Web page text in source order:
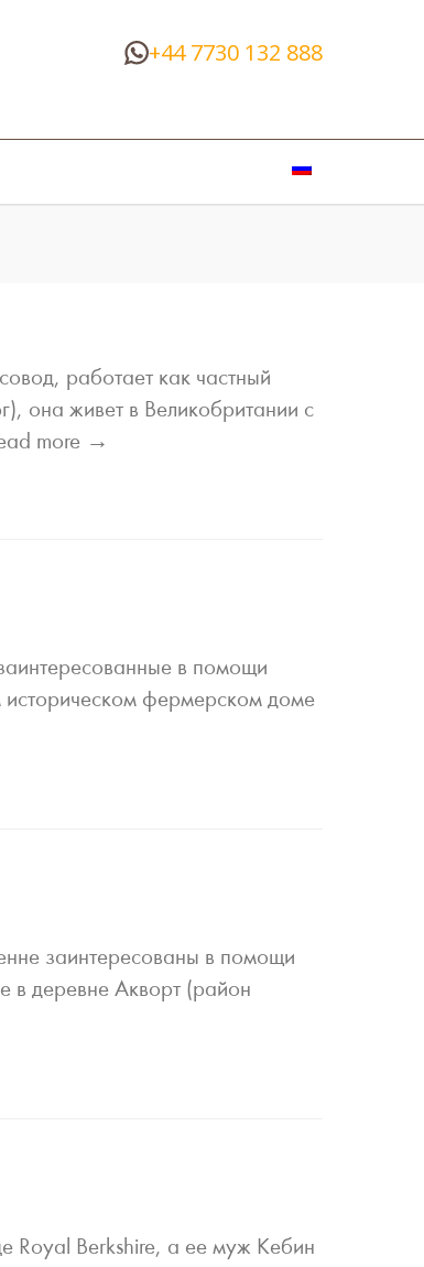
+44 7730 132 888
работает как частный
она живет в Великобритании с
more →
в помощи
историческом фермерском доме
заинтересованы в помощи
в деревне Акворт (район
Royal Berkshire, а ее муж Кебин